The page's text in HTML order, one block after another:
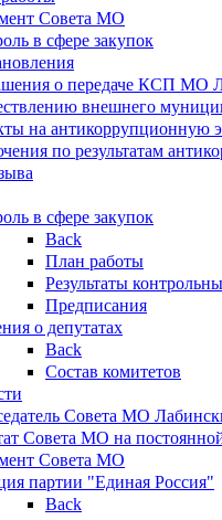
Совета МО
в сфере закупок
о передаче КСП МО
внешнего
на антикоррупционную
по результатам
в сфере закупок
Back
План работы
Результаты
Предписания
о депутатах
Back
Состав комитетов
Совета МО
Совета МО на
Совета МО
партии "Единая Россия"
Back